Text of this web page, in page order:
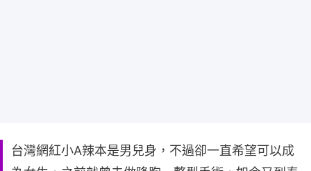
台灣網紅小A辣本是男兒身，不過卻一直希望可以成